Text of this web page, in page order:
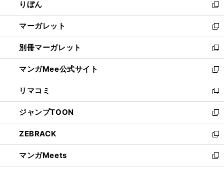
く
で
開
く
ド
ウ
で
開
く
ィ
ン
ド
ウ
で
開
く
りぼん
新
し
い
ウ
ィ
ン
ド
ウ
で
開
く
マーガレット
新
し
い
ウ
ィ
ン
ド
ウ
で
開
く
別冊マーガレット
新
し
い
ウ
ィ
ン
ド
ウ
で
開
く
マンガMee公式サイト
新
し
い
ウ
ィ
ン
ド
ウ
で
開
リマコミ
新
し
い
ウ
ィ
ン
ド
ウ
ジャンプTOON
新
し
い
ウ
ィ
ン
ZEBRACK
新
し
い
ウ
マンガMeets
新
し